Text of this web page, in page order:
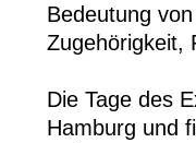
Bedeutung
Zugehörigkeit,
Die Tage des
Hamburg und